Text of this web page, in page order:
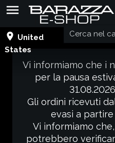

place United
States
Vi informiamo che i
per la pausa
Gli ordini ricevuti
evasi a partire
Vi informiamo
potrebbero